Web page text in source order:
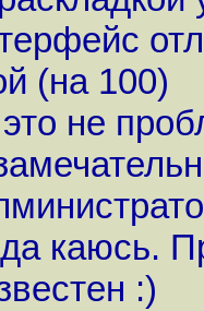
(на 100)
не
каюсь.
:)